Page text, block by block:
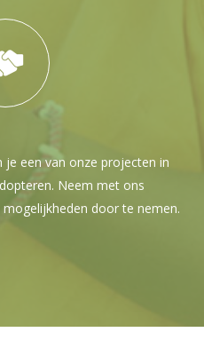
je een van onze projecten in
Neem met ons
door te nemen.